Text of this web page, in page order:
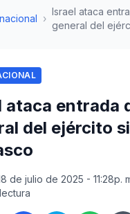
›
Israel ataca
general del
ataca entrada
del ejército
de julio de 2025 - 11:28p.